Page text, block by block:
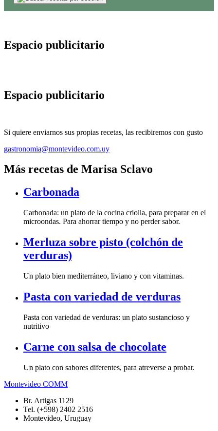
Espacio publicitario
Espacio publicitario
Si quiere enviarnos sus propias recetas, las recibiremos con gusto
gastronomia@montevideo.com.uy
Más recetas de Marisa Sclavo
Carbonada
Carbonada: un plato de la cocina criolla, para preparar en el
microondas. Para ahorrar tiempo y no perder sabor.
Merluza sobre pisto (colchón de
verduras)
Un plato bien mediterráneo, liviano y con vitaminas.
Pasta con variedad de verduras
Pasta con variedad de verduras: un plato sustancioso y
nutritivo
Carne con salsa de chocolate
Un plato con sabores diferentes, para atreverse a probar.
Montevideo COMM
Br. Artigas 1129
Tel. (+598) 2402 2516
Montevideo, Uruguay